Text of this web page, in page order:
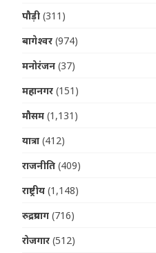
पौड़ी (311)
बागेश्वर (974)
मनोरंजन (37)
महानगर (151)
मौसम (1,131)
यात्रा (412)
राजनीति (409)
राष्ट्रीय (1,148)
रुद्रप्रयाग (716)
रोजगार (512)